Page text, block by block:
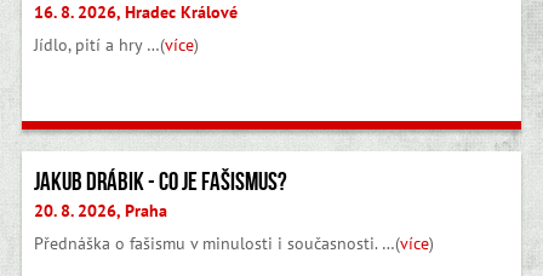
16. 8. 2026, Hradec Králové
Jídlo, pití a hry …(více)
Jakub Drábik - Co je fašismus?
20. 8. 2026, Praha
Přednáška o fašismu v minulosti i současnosti. …(více)